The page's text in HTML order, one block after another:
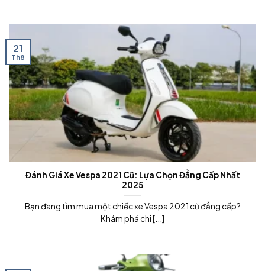
Đánh Giá Xe Vespa 2021 Cũ: Lựa Chọn Đẳng Cấp Nhất
2025
Bạn đang tìm mua một chiếc xe Vespa 2021 cũ đẳng cấp?
Khám phá chi [...]
21
Th8